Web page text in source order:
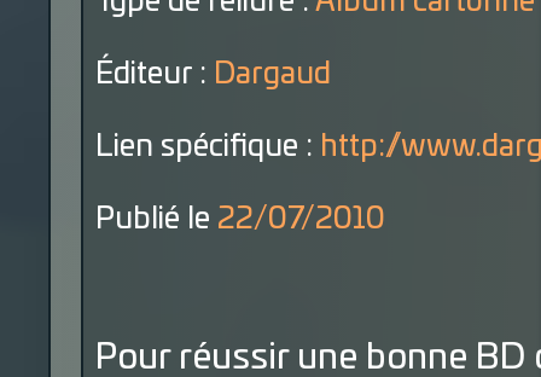
Éditeur : Dargaud
Lien spécifique : http://
Publié le 22/07/2010
Pour réussir une bonne